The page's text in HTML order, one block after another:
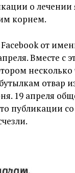
о
корнем.
от
Вместе с
несколько
отвар
19 апреля
публикации